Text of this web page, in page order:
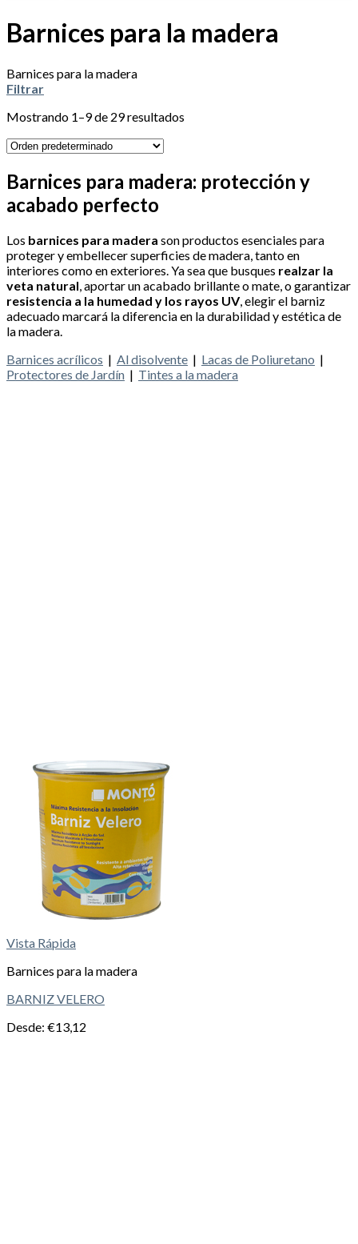
Barnices para la madera
Barnices para la madera
Filtrar
Mostrando 1–9 de 29 resultados
Barnices para madera: protección y
acabado perfecto
Los barnices para madera son productos esenciales para
proteger y embellecer superficies de madera, tanto en
interiores como en exteriores. Ya sea que busques realzar la
veta natural , aportar un acabado brillante o mate, o garantizar
resistencia a la humedad y los rayos UV, elegir el barniz
adecuado marcará la diferencia en la durabilidad y estética de
la madera.
Barnices acrílicos | Al disolvente | Lacas de Poliuretano |
Protectores de Jardín | Tintes a la madera
Vista Rápida
Barnices para la madera
BARNIZ VELERO
Desde: €13,12